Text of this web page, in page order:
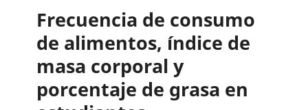
Frecuencia de consumo
de alimentos, índice de
masa corporal y
porcentaje de grasa en